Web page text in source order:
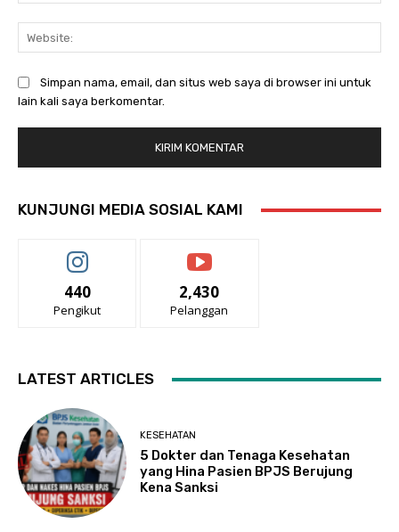
Simpan nama, email, dan situs web saya di browser ini untuk
lain kali saya berkomentar.
KUNJUNGI MEDIA SOSIAL KAMI
440
Pengikut
2,430
Pelanggan
LATEST ARTICLES
KESEHATAN
5 Dokter dan Tenaga Kesehatan
yang Hina Pasien BPJS Berujung
Kena Sanksi